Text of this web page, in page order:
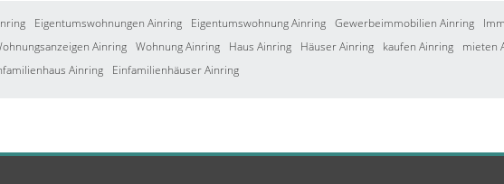
Eigentumswohnungen Ainring Eigentumswohnung Ainring Gewerbeimmobilien Ainring
Ainring Wohnung Ainring Haus Ainring Häuser Ainring kaufen Ainring mieten
Ainring Einfamilienhäuser Ainring